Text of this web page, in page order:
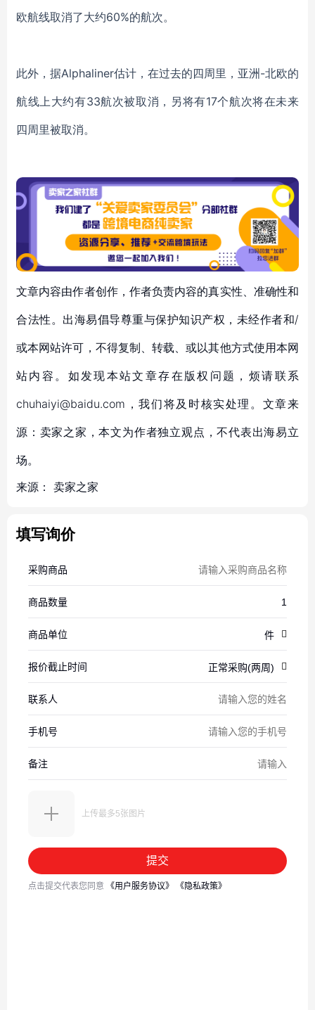
欧航线取消了大约60%的航次。
此外，据Alphaliner估计，在过去的四周里，亚洲-北欧的
航线上大约有33航次被取消，另将有17个航次将在未来
四周里被取消。
文章内容由作者创作，作者负责内容的真实性、准确性和
合法性。出海易倡导尊重与保护知识产权，未经作者和/
或本网站许可，不得复制、转载、或以其他方式使用本网
站内容。如发现本站文章存在版权问题，烦请联系
chuhaiyi@baidu.com，我们将及时核实处理。文章来
源：卖家之家，本文为作者独立观点，不代表出海易立
场。
来源： 卖家之家
填写询价